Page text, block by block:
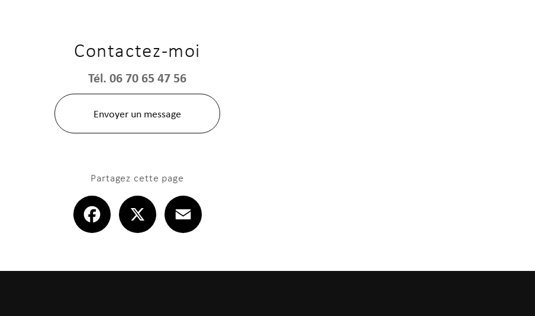
Contactez-moi
Tél. 06 70 65 47 56
Envoyer un message
Partagez cette page
Facebook